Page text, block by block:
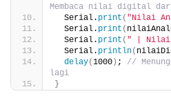
Membaca nilai digital
  Serial.
print ( "Nilai
  Serial.
print (
  Serial.
print ( " |
  Serial.
println(
delay(1000 ) ; //
lagi
}